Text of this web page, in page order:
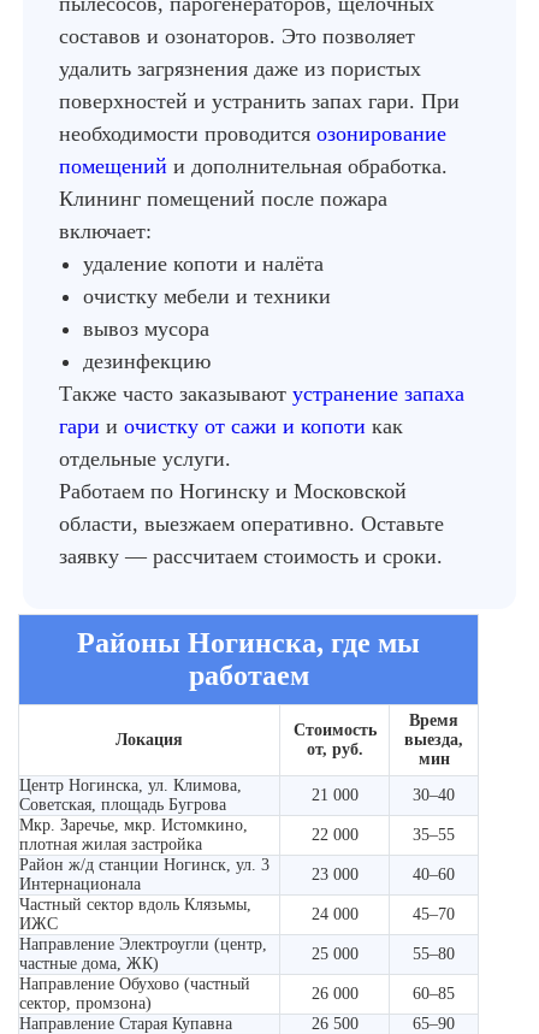
составов и озонаторов. Это позволяет
удалить загрязнения даже из пористых
поверхностей и устранить запах гари. При
необходимости проводится озонирование
помещений и дополнительная обработка.
Клининг помещений после пожара
включает:
удаление копоти и налёта
очистку мебели и техники
вывоз мусора
дезинфекцию
Также часто заказывают устранение запаха
гари и очистку от сажи и копоти как
отдельные услуги.
Работаем по Ногинску и Московской
области, выезжаем оперативно. Оставьте
заявку — рассчитаем стоимость и сроки.
Районы Ногинска, где мы
работаем
Локация
Стоимость
от, руб.
Время
выезда,
мин
Центр Ногинска, ул. Климова,
Советская, площадь Бугрова
21 000
30–40
Мкр. Заречье, мкр. Истомкино,
плотная жилая застройка
22 000
35–55
Район ж/д станции Ногинск, ул. 3
Интернационала
23 000
40–60
Частный сектор вдоль Клязьмы,
ИЖС
24 000
45–70
Направление Электроугли (центр,
частные дома, ЖК)
25 000
55–80
Направление Обухово (частный
сектор, промзона)
26 000
60–85
Направление Старая Купавна
26 500
65–90